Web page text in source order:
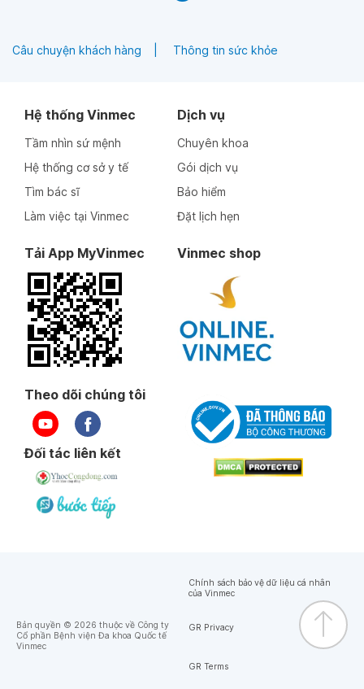
Câu chuyện khách hàng Thông tin sức khỏe
Hệ thống Vinmec
Tầm nhìn sứ mệnh
Hệ thống cơ sở y tế
Tìm bác sĩ
Làm việc tại Vinmec
Dịch vụ
Chuyên khoa
Gói dịch vụ
Bảo hiểm
Đặt lịch hẹn
Tải App MyVinmec Vinmec shop
Theo dõi chúng tôi
Đối tác liên kết
Bản quyền © 2026 thuộc về Công ty
Cổ phần Bệnh viện Đa khoa Quốc tế
Vinmec
Chính sách bảo vệ dữ liệu cá nhân
của Vinmec
GR Privacy
GR Terms